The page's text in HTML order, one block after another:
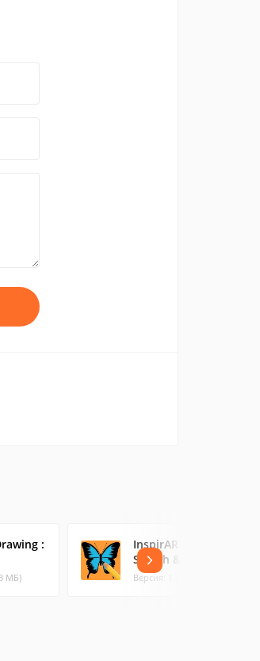
:
МБ)
InspirARTion -
Sketch & Draw!
Версия: 1.3.29 (3.83 МБ)